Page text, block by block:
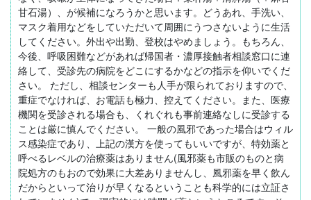
甘石湯）、が候補になろうかと思います。どうあれ、手洗い、
マスク着用などをしていただいて周囲にうつさないように生活
してください。外出や出勤、登校はやめましょう。もちろん、
今後、呼吸困難などがあれば帰国者・濃厚接触者相談窓口に連
絡して、受診先の病院をどこにするかなどの指示を仰いでくだ
さい。 ただし、相談センターも人手が限られておりますので、
重症でなければ、お電話も極力、控えてください。また、医療
機関を受診される場合も、くれぐれも事前連絡なしに受診する
ことは厳に慎んでください。 一般の風邪であった場合はウィル
ス感染症であり、上記の漢方を使ってもいいですが、特効薬と
呼べるレベルの治療薬はありません(風邪薬も市販のものと病
院処方のもおので効果に大差ありませんし、風邪薬を早く飲ん
だからといって治りが早くなるということも科学的には立証さ